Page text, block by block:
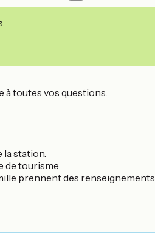
à toutes vos questions.
la station.
de tourisme
prennent des renseignements